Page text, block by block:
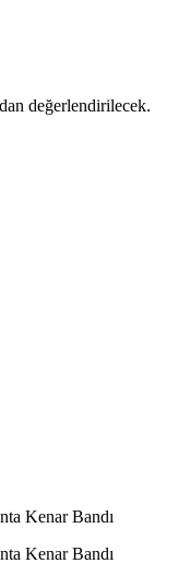
değerlendirilecek.
Kenar Bandı
Kenar Bandı